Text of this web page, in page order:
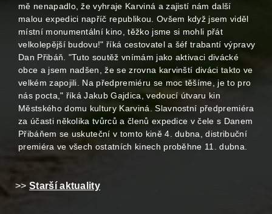
mě nenapadlo, že vyhraje Karviná a zajistí nám další
malou expedici napříč republikou. Ovšem když jsem viděl
místní monumentální kino, těžko jsme si mohli přát
velkolepější budovu!" říká cestovatel a šéf trabantí výpravy
Dan Přibáň. "Tuto soutěž vnímám jako aktivaci divácké
obce a jsem nadšen, že se zrovna karvinští diváci takto ve
velkém zapojili. Na předpremiéru se moc těšíme, je to pro
nás pocta," říká Jakub Gajdica, vedoucí útvaru kin
Městského domu kultury Karviná. Slavnostní předpremiéra
za účasti několika tvůrců a členů expedice v čele s Danem
Přibáňem se uskuteční v tomto kině 4. dubna, distribuční
premiéra ve všech ostatních kinech proběhne 11. dubna.
>> Starší aktuality